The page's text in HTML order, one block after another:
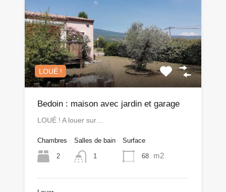
LOUÉ !
Bedoin : maison avec jardin et garage
LOUÉ ! A louer sur…
Chambres
2
Salles de bain
1
Surface
68 m2